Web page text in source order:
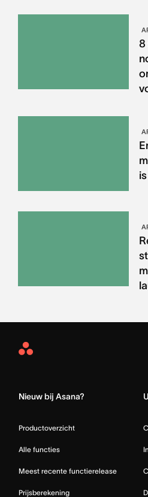
8
Asana
Nieuw bij Asana?
Productoverzicht
Alle functies
Meest recente functierelease
Prijsberekening